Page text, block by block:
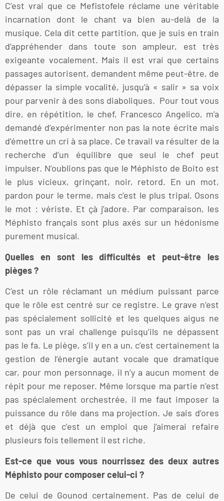
C’est vrai que ce Mefistofele réclame une véritable
incarnation dont le chant va bien au-delà de la
musique. Cela dit cette partition, que je suis en train
d’appréhender dans toute son ampleur, est très
exigeante vocalement. Mais il est vrai que certains
passages autorisent, demandent même peut-être, de
dépasser la simple vocalité, jusqu’à « salir » sa voix
pour parvenir à des sons diaboliques. Pour tout vous
dire, en répétition, le chef, Francesco Angelico, m’a
demandé d’expérimenter non pas la note écrite mais
d’émettre un cri à sa place. Ce travail va résulter de la
recherche d’un équilibre que seul le chef peut
impulser. N’oublions pas que le Méphisto de Boito est
le plus vicieux, grinçant, noir, retord. En un mot,
pardon pour le terme, mais c’est le plus tripal. Osons
le mot : vériste. Et çà j’adore. Par comparaison, les
Méphisto français sont plus axés sur un hédonisme
purement musical.
Quelles en sont les difficultés et peut-être les
pièges ?
C’est un rôle réclamant un médium puissant parce
que le rôle est centré sur ce registre. Le grave n’est
pas spécialement sollicité et les quelques aigus ne
sont pas un vrai challenge puisqu’ils ne dépassent
pas le fa. Le piège, s’il y en a un, c’est certainement la
gestion de l’énergie autant vocale que dramatique
car, pour mon personnage, il n’y a aucun moment de
répit pour me reposer. Même lorsque ma partie n’est
pas spécialement orchestrée, il me faut imposer la
puissance du rôle dans ma projection. Je sais d’ores
et déjà que c’est un emploi que j’aimerai refaire
plusieurs fois tellement il est riche.
Est-ce que vous vous nourrissez des deux autres
Méphisto pour composer celui-ci ?
De celui de Gounod certainement. Pas de celui de